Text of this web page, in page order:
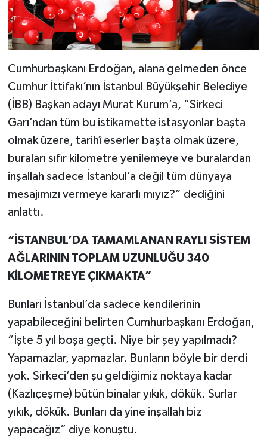
Cumhurbaşkanı Erdoğan, alana gelmeden önce
Cumhur İttifakı’nın İstanbul Büyükşehir Belediye
(İBB) Başkan adayı Murat Kurum’a, “Sirkeci
Garı’ndan tüm bu istikamette istasyonlar başta
olmak üzere, tarihî eserler başta olmak üzere,
buraları sıfır kilometre yenilemeye ve buralardan
inşallah sadece İstanbul’a değil tüm dünyaya
mesajımızı vermeye kararlı mıyız?” dediğini
anlattı.
“İSTANBUL’DA TAMAMLANAN RAYLI SİSTEM
AĞLARININ TOPLAM UZUNLUĞU 340
KİLOMETREYE ÇIKMAKTA”
Bunları İstanbul’da sadece kendilerinin
yapabileceğini belirten Cumhurbaşkanı Erdoğan,
“İşte 5 yıl boşa geçti. Niye bir şey yapılmadı?
Yapamazlar, yapmazlar. Bunların böyle bir derdi
yok. Sirkeci’den şu geldiğimiz noktaya kadar
(Kazlıçeşme) bütün binalar yıkık, dökük. Surlar
yıkık, dökük. Bunları da yine inşallah biz
yapacağız” diye konuştu.